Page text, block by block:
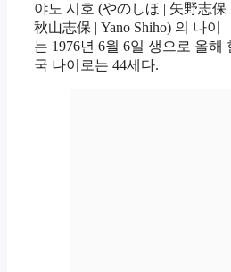
야노 시호 (やのしほ | 矢野志保 |
秋山志保 | Yano Shiho) 의 나이
는 1976년 6월 6일 생으로 올해
국 나이로는 44세다.